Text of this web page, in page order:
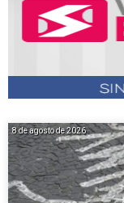
8 de agosto de 2026